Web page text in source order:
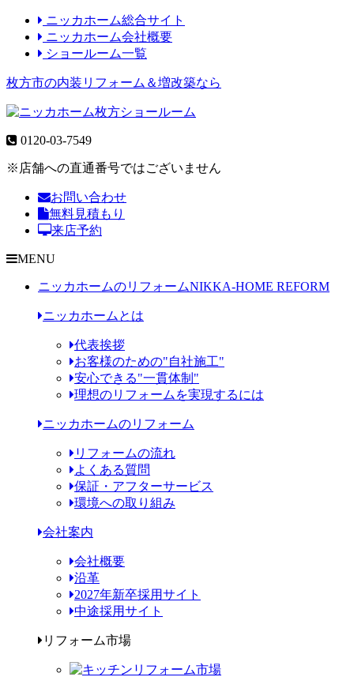
ニッカホーム総合サイト
ニッカホーム会社概要
ショールーム一覧
枚方市の内装リフォーム＆増改築なら
0120-03-7549
※店舗への直通番号ではございません
お問い合わせ
無料見積もり
来店予約
MENU
ニッカホームのリフォームNIKKA-HOME REFORM
ニッカホームとは
代表挨拶
お客様のための"自社施工"
安心できる"一貫体制"
理想のリフォームを実現するには
ニッカホームのリフォーム
リフォームの流れ
よくある質問
保証・アフターサービス
環境への取り組み
会社案内
会社概要
沿革
2027年新卒採用サイト
中途採用サイト
リフォーム市場